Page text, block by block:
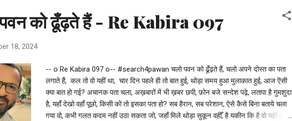
को ढूँढ़ते हैं - Re Kabira 097
18, 2024
-- o Re Kabira 097 o-- #search4pawan चलो पवन को ढूँढ़ते हैं, चलो अपने दोस्त का पता
लगाते हैं, कल तो वो यहीं था, चार दिन पहले ही तो बात हुई, थोड़ा समय हुआ मुलाकात हुई, आज ऎसी
क्या बात हो गई? अचानक पता चला, अख़बारों में भी ख़बर छपी, फ़ोन बजे सन्देश पढ़े, लतापा है गुमशुदा
है, यहाँ देखो वहाँ पूछो, किसी को तो इसका पता हो? सब हैरान, सब परेशान, ऐसे कैसे बिना बताये चला
गया वो, कभी गलत कदम नहीं उठा सकता जो, जहाँ मिले थोड़ा सुकून वहीँ, है यकीन कि है वो यहीं कहीं,